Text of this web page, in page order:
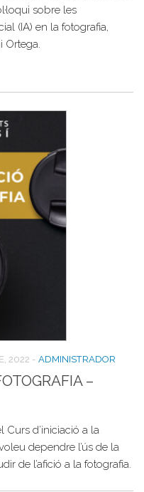
sobre les
(IA) en la fotografia,
Ortega.
- ADMINISTRADOR
2022
–
Curs d’iniciació a la
dependre l’ús de la
de l’afició a la fotografia.